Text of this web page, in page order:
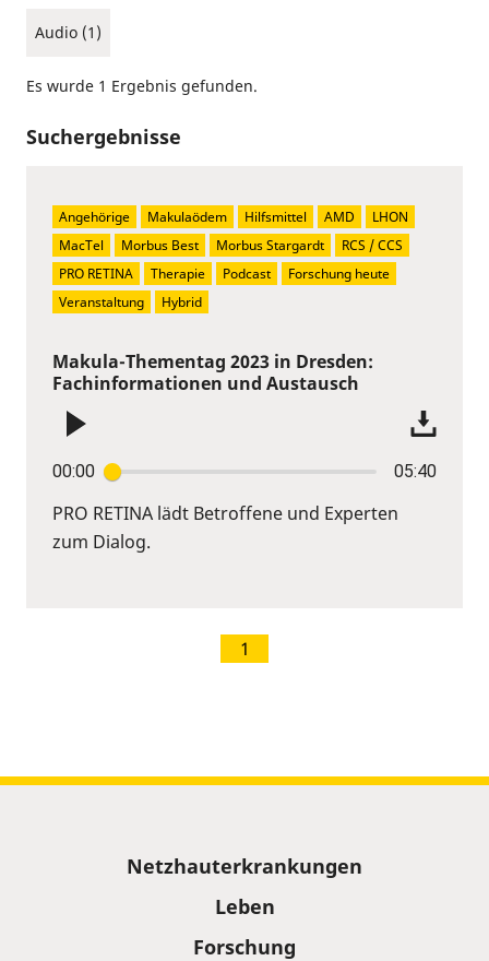
Audio (1)
Es wurde 1 Ergebnis gefunden.
Suchergebnisse
Makula-Thementag 2023 in Dresden:
Fachinformationen und Austausch
00:00 05:40
PRO RETINA lädt Betroffene und Experten
zum Dialog.
Angehörige Makulaödem Hilfsmittel AMD
LHON
MacTel
Morbus Best Morbus Stargardt
RCS / CCS
PRO RETINA
Therapie Podcast
Forschung heute
Veranstaltung
Hybrid
1
Netzhauterkrankungen
Leben
Forschung